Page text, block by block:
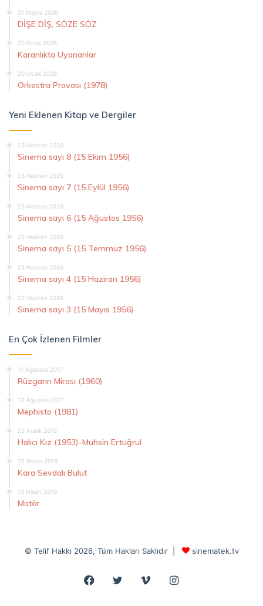
21 Mayıs 2026
DİŞE DİŞ, SÖZE SÖZ
20 Ocak 2026
Karanlıkta Uyananlar
20 Ocak 2026
Orkestra Provası (1978)
Yeni Eklenen Kitap ve Dergiler
23 Haziran 2026
Sinema sayı 8 (15 Ekim 1956)
23 Haziran 2026
Sinema sayı 7 (15 Eylül 1956)
23 Haziran 2026
Sinema sayı 6 (15 Ağustos 1956)
23 Haziran 2026
Sinema sayı 5 (15 Temmuz 1956)
23 Haziran 2026
Sinema sayı 4 (15 Haziran 1956)
23 Haziran 2026
Sinema sayı 3 (15 Mayıs 1956)
En Çok İzlenen Filmler
11 Ağustos 2017
Rüzgarın Mirası (1960)
13 Ağustos 2017
Mephisto (1981)
25 Aralık 2015
Halıcı Kız (1953)-Muhsin Ertuğrul
22 Nisan 2019
Kara Sevdalı Bulut
13 Nisan 2019
Motör
© Telif Hakkı 2026, Tüm Hakları Saklıdır | sinematek.tv
Facebook
Twitter VimeoInstagram